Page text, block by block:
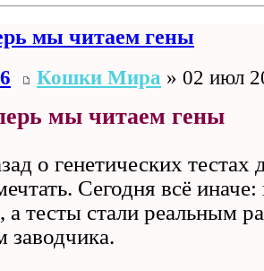
мы читаем гены
Кошки Мира » 02 июл
мы читаем гены
о генетических
Сегодня всё
тесты стали реальным
заводчика.